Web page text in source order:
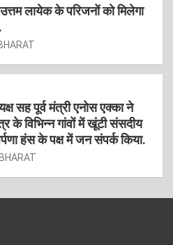
लायेक के परिजनों को मिलेगा
सह पूर्व मंत्री एनोस एक्का ने
के विभिन्न गांवों में खूंटी संसदीय
हंस के पक्ष में जन संपर्क किया.